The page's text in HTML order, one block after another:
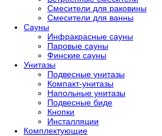
Смесители для раковины
Смесители для ванны
Сауны
Инфракрасные сауны
Паровые сауны
Финские сауны
Унитазы
Подвесные унитазы
Компакт-унитазы
Напольные унитазы
Подвесные биде
Кнопки
Инсталляции
Комплектующие